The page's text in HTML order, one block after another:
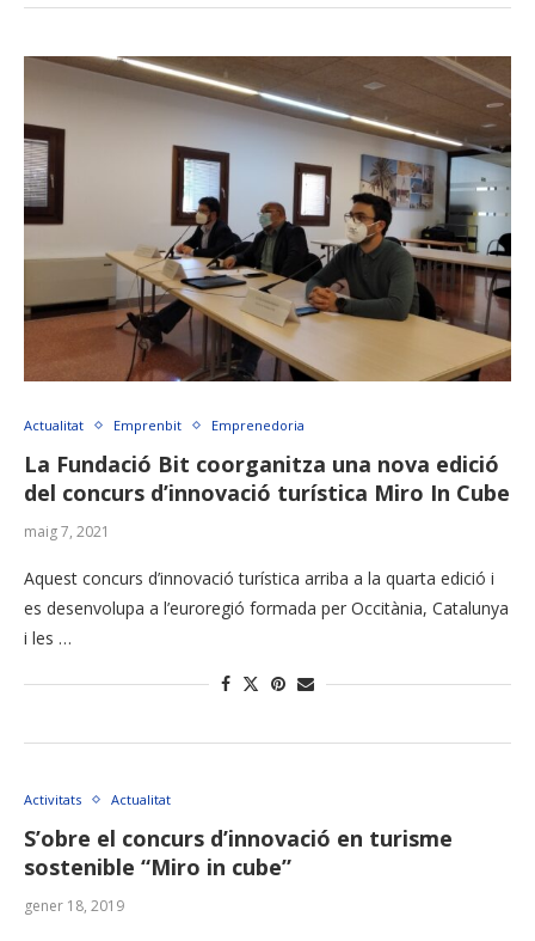
Actualitat Emprenbit Emprenedoria
La Fundació Bit coorganitza una nova edició
del concurs d’innovació turística Miro In Cube
maig 7, 2021
Aquest concurs d’innovació turística arriba a la quarta edició i
es desenvolupa a l’euroregió formada per Occitània, Catalunya
i les …
Activitats Actualitat
S’obre el concurs d’innovació en turisme
sostenible “Miro in cube”
gener 18, 2019